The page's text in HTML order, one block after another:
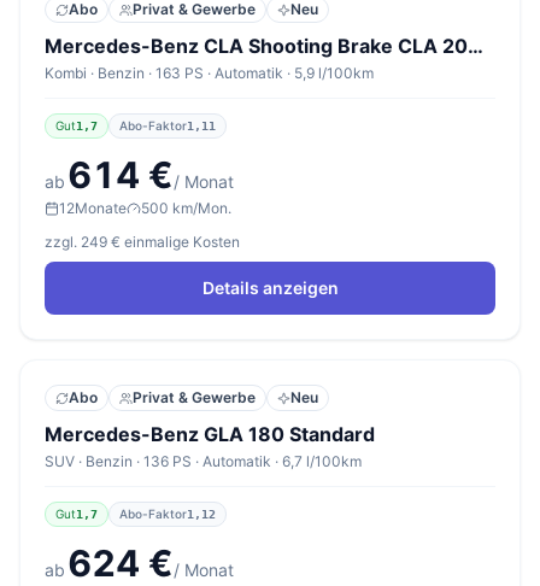
Abo Privat & Gewerbe Neu
Mercedes-Benz CLA Shooting Brake CLA 200 DCT Shooting Brake Standard
Kombi · Benzin · 163 PS · Automatik · 5,9 l/100km
Gut1,7 Abo-Faktor1,11
ab 614 €/ Monat
12Monate
500 km/Mon.
zzgl. 249 € einmalige Kosten
Details anzeigen
Abo Privat & Gewerbe Neu
Mercedes-Benz GLA 180 Standard
SUV · Benzin · 136 PS · Automatik · 6,7 l/100km
Gut1,7 Abo-Faktor1,12
ab 624 €/ Monat